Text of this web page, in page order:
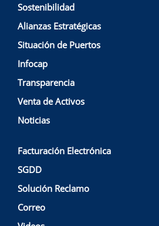
Sostenibilidad
Alianzas Estratégicas
Situación de Puertos
Infocap
Transparencia
Venta de Activos
Noticias
Facturación Electrónica
SGDD
Solución Reclamo
Correo